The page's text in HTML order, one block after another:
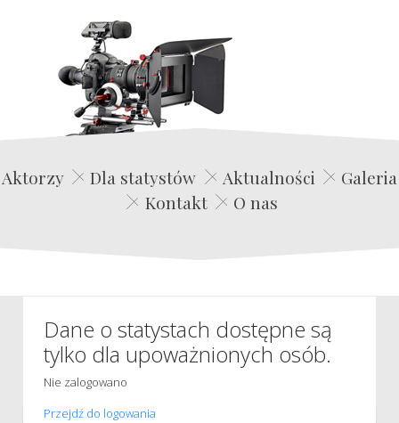
Edwin Film Agencja Aktorska
Aktorzy Dla statystów Aktualności
Galeria
Kontakt
O nas
Dane o statystach dostępne są
tylko dla upoważnionych osób.
Nie zalogowano
Przejdź do logowania